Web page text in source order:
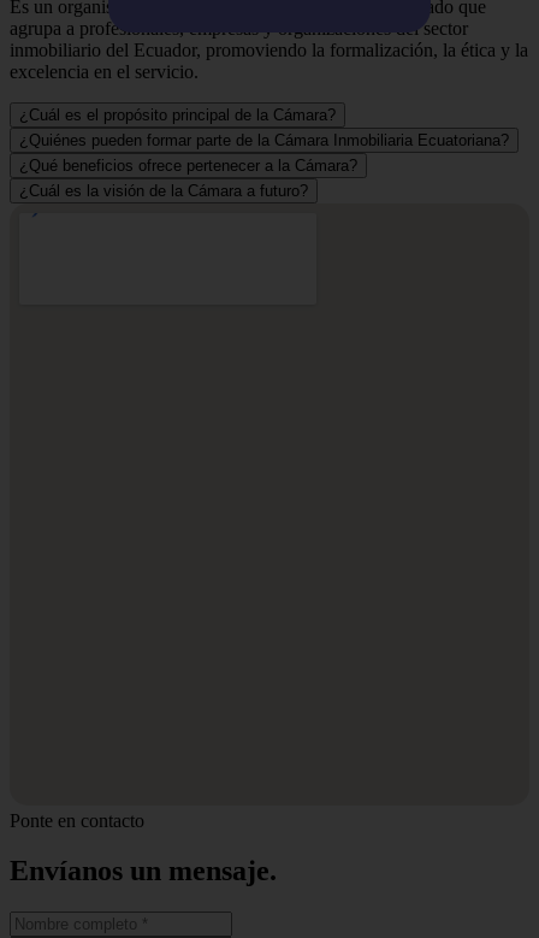
Es un organismo independiente, renovador y despolitizado que
agrupa a profesionales, empresas y organizaciones del sector
inmobiliario del Ecuador, promoviendo la formalización, la ética y la
excelencia en el servicio.
¿Cuál es el propósito principal de la Cámara?
¿Quiénes pueden formar parte de la Cámara Inmobiliaria Ecuatoriana?
¿Qué beneficios ofrece pertenecer a la Cámara?
¿Cuál es la visión de la Cámara a futuro?
Ponte en contacto
Envíanos un mensaje.